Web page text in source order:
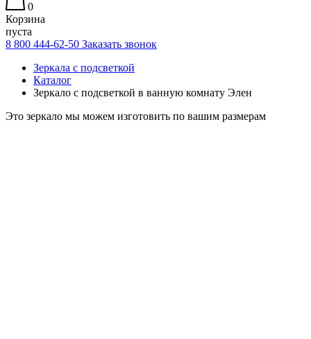
0
Корзина
пуста
8 800 444-62-50 Заказать звонок
Зеркала с подсветкой
Каталог
Зеркало с подсветкой в ванную комнату Элен
Это зеркало мы можем изготовить по вашим размерам